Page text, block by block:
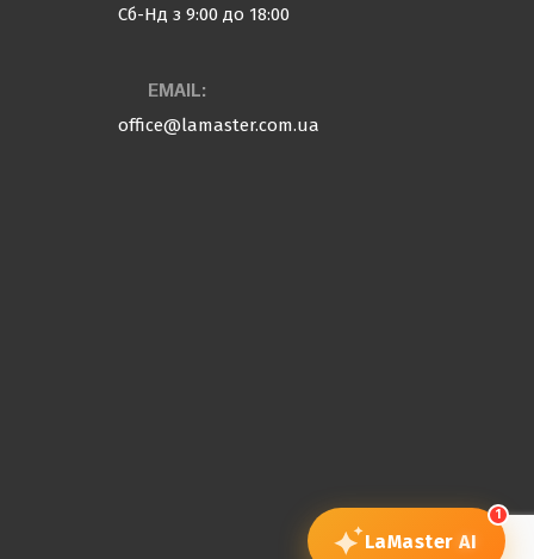
Сб-Нд з 9:00 до 18:00
EMAIL:
office@lamaster.com.ua
1
LaMaster AI